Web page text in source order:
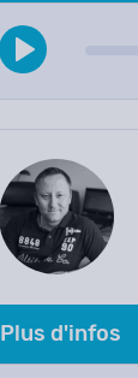
Plus d'infos